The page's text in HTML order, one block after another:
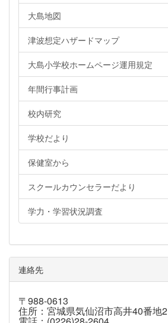
大島地図
津波想定ハザードマップ
大島小学校ホームページ運用規定
年間行事計画
校内研究
学校だより
保健室から
スクールカウンセラーだより
学力・学習状況調査
連絡先
〒988-0613
住所：宮城県気仙沼市高井40番地2